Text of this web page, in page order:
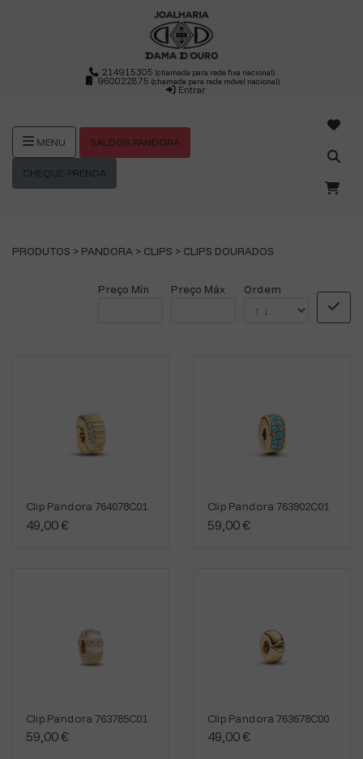
214915305(chamada para rede fixa nacional)
960022875 (chamada para rede móvel nacional)
Entrar
MENU SALDOS PANDORA
CHEQUE-PRENDA
PRODUTOS > PANDORA > CLIPS > CLIPS DOURADOS
Preço Mín Preço Máx Ordem
Clip Pandora 764078C01
49,00 €
Clip Pandora 763902C01
59,00 €
Clip Pandora 763785C01
59,00 €
Clip Pandora 763678C00
49,00 €